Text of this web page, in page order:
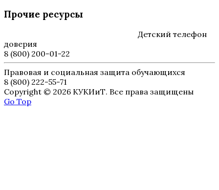
Прочие ресурсы
Детский телефон
доверия
8 (800) 200-01-22
Правовая и социальная защита обучающихся
8 (800) 222-55-71
Copyright © 2026 КУКИиТ. Все права защищены
Go Top